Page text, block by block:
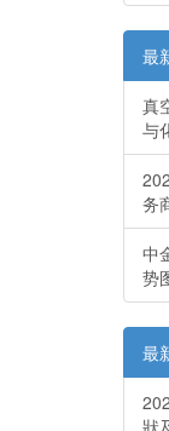
最
真
与
务
中
势
最
狀